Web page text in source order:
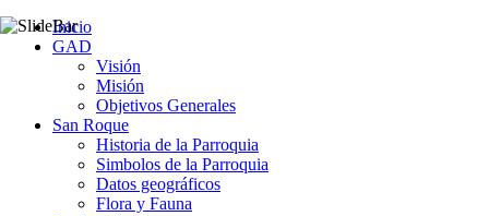
Inicio
GAD
Visión
Misión
Objetivos Generales
San Roque
Historia de la Parroquia
Simbolos de la Parroquia
Datos geográficos
Flora y Fauna